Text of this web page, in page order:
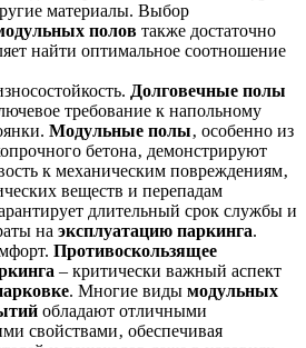
материалы. Выбор
полов также достаточно
найти оптимальное соотношение
Долговечные полы
требование к напольному
Модульные полы‚ особенно из
бетона‚ демонстрируют
к механическим повреждениям‚
веществ и перепадам
длительный срок службы и
на эксплуатацию паркинга.
Противоскользящее
– критически важный аспект
. Многие виды модульных
обладают отличными
свойствами‚ обеспечивая